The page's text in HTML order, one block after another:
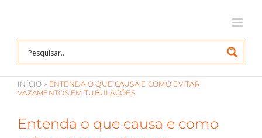
conteúdo
Entenda o que causa e como
INÍCIO » ENTENDA O QUE CAUSA E COMO EVITAR
VAZAMENTOS EM TUBULAÇÕES